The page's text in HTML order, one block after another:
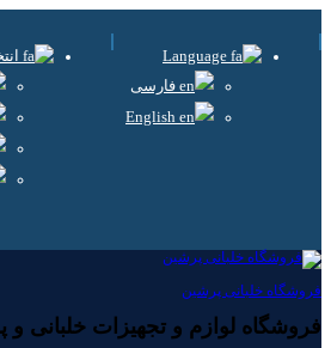
فارسی
فروشگاه خلبانی پرشین
فروشگاه لوازم و تجهیزات خلبانی و